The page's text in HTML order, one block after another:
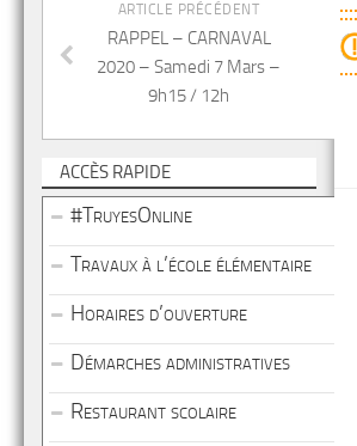
ARTICLE PRÉCÉDENT
RAPPEL – CARNAVAL
2020 – Samedi 7 Mars –
9h15 / 12h
ACCÈS RAPIDE
#TruyesOnline
Travaux à l’école élémentaire
Horaires d’ouverture
Démarches administratives
Restaurant scolaire